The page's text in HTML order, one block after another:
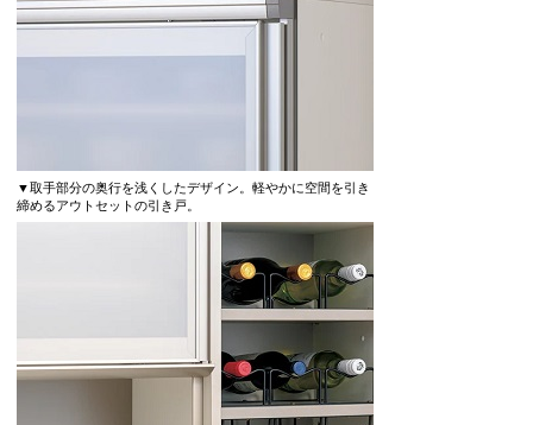
▼取手部分の奥行を浅くしたデザイン。軽やかに空間を引き
締めるアウトセットの引き戸。